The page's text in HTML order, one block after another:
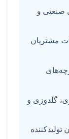
صنعتی و
مشتریان
گلدوزی و